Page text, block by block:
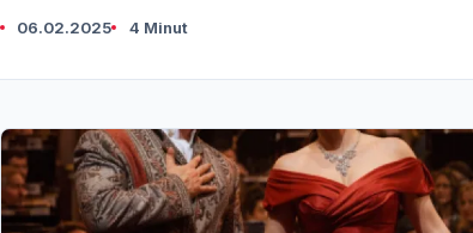
06.02.2025 4 Minut